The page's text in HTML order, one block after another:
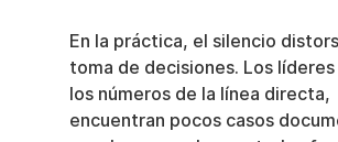
En la práctica, el silencio
toma de decisiones. Los líderes
los números de la línea directa,
encuentran pocos casos